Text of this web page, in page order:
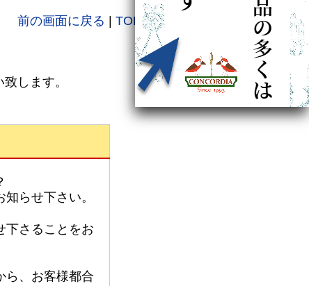
前の画面に戻る TOPに戻る
します。
らせ下さい。
下さることをお
ら、お客様都合